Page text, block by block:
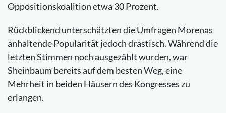
Oppositionskoalition etwa 30 Prozent.
Rückblickend unterschätzten die Umfragen Morenas
anhaltende Popularität jedoch drastisch. Während die
letzten Stimmen noch ausgezählt wurden, war
Sheinbaum bereits auf dem besten Weg, eine
Mehrheit in beiden Häusern des Kongresses zu
erlangen.